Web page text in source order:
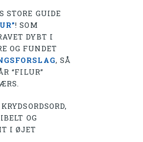
STORE GUIDE
! SOM
DYBT I
OG FUNDET
, SÅ
“FILUR”
OG
I ØJET